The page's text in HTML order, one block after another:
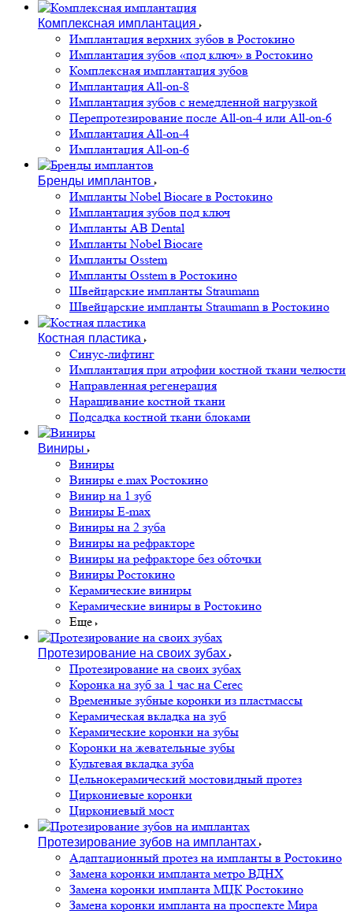
Комплексная имплантация
Имплантация верхних зубов в Ростокино
Имплантация зубов «под ключ» в Ростокино
Комплексная имплантация зубов
Имплантация All-on-8
Имплантация зубов с немедленной нагрузкой
Перепротезирование после All-on-4 или All-on-6
Имплантация All-on-4
Имплантация All-on-6
Бренды имплантов
Импланты Nobel Biocare в Ростокино
Имплантация зубов под ключ
Импланты AB Dental
Импланты Nobel Biocare
Импланты Osstem
Импланты Osstem в Ростокино
Швейцарские импланты Straumann
Швейцарские импланты Straumann в Ростокино
Костная пластика
Cинус-лифтинг
Имплантация при атрофии костной ткани челюсти
Направленная регенерация
Наращивание костной ткани
Подсадка костной ткани блоками
Виниры
Виниры
Виниры e.max Ростокино
Винир на 1 зуб
Виниры E-max
Виниры на 2 зуба
Виниры на рефракторе
Виниры на рефракторе без обточки
Виниры Ростокино
Керамические виниры
Керамические виниры в Ростокино
Еще
Протезирование на своих зубах
Протезирование на своих зубах
Коронка на зуб за 1 час на Cerec
Временные зубные коронки из пластмассы
Керамическая вкладка на зуб
Керамические коронки на зубы
Коронки на жевательные зубы
Культевая вкладка зуба
Цельнокерамический мостовидный протез
Циркониевые коронки
Циркониевый мост
Протезирование зубов на имплантах
Адаптационный протез на импланты в Ростокино
Замена коронки импланта метро ВДНХ
Замена коронки импланта МЦК Ростокино
Замена коронки импланта на проспекте Мира